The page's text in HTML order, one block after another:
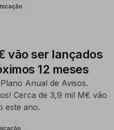
vão ser lançados
12 meses
Anual de Avisos.
Cerca de 3,9 mil M€ vão
este ano.